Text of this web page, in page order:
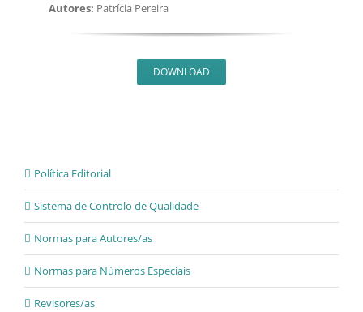
Autores: Patrícia Pereira
DOWNLOAD
Política Editorial
Sistema de Controlo de Qualidade
Normas para Autores/as
Normas para Números Especiais
Revisores/as